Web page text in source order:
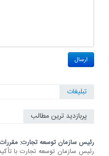
تبلیغات
پربازدید ترین مطالب
رئیس سازمان توسعه تجارت:
رئیس سازمان توسعه تجارت با